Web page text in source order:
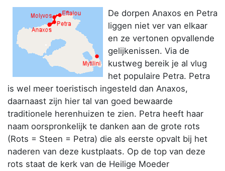
De dorpen Anaxos en Petra
liggen niet ver van elkaar
en ze vertonen opvallende
gelijkenissen. Via de
kustweg bereik je al vlug
het populaire Petra. Petra
is wel meer toeristisch ingesteld dan Anaxos,
daarnaast zijn hier tal van goed bewaarde
traditionele herenhuizen te zien. Petra heeft haar
naam oorspronkelijk te danken aan de grote rots
(Rots = Steen = Petra) die als eerste opvalt bij het
naderen van deze kustplaats. Op de top van deze
rots staat de kerk van de Heilige Moeder